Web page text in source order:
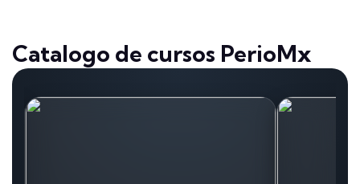
Catalogo de cursos PerioMx